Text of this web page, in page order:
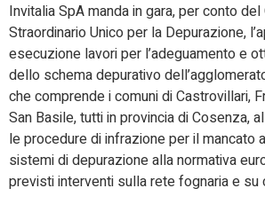
Invitalia SpA manda in gara, per conto
Straordinario Unico per la Depurazione,
esecuzione lavori per l’adeguamento e
dello schema depurativo
che comprende i comuni di Castrovillari,
San Basile, tutti in provincia di Cosenza,
le procedure di infrazione per il mancato
sistemi di depurazione alla normativa
previsti interventi sulla rete fognaria e su